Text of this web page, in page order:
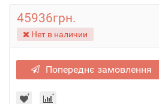
45936грн.
Нет в наличии
Попереднє замовлення